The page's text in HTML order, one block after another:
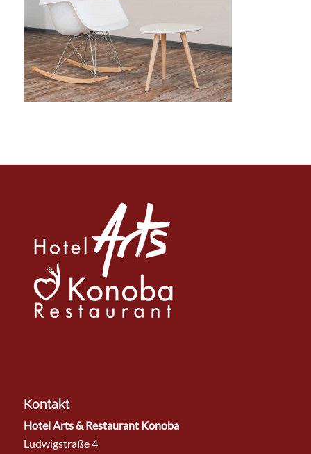
Kontakt
Hotel Arts & Restaurant Konoba
Ludwigstraße 4